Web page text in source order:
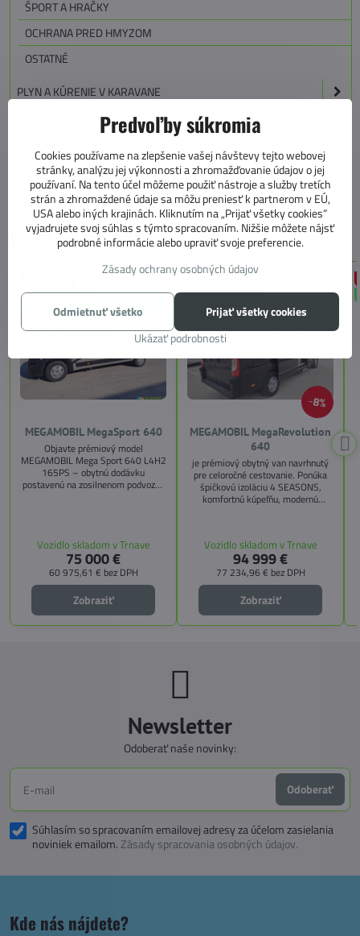
ŠPORT A HRAČKY
OCHRANA PRED HMYZOM
OSTATNÉ
PLYN A KÚRENIE V KARAVANE
CHLADENIE V KARAVANOCH
ELEKTRO V KARAVANE
KONŠTRUKCIA A TECHNIKA KARAVANU
Vyber si svoj nový karavan
NOVÉ VOZIDLO
MEGAMOBIL MegaSport 640
Objavte prémiový model
MEGAMOBIL Mega Sport 640 L4H2
165PS – obytnú dodávku
postavenú na zosilnenom podvozku
pozdĺžnemu lôžku a možnosti
doplniť predné prídavné lôžko.
Vozidlo skladom v Trnave
75 000 €
60 975,61 € bez DPH
Zobraziť
8%
SKLADOM
NOVÉ VOZIDLO
MEGAMOBIL MegaRevolution
640
je prémiový obytný van navrhnutý
pre celoročné cestovanie. Ponúka
špičkovú izoláciu 4 SEASONS,
komfortnú kúpeľňu, modernú
CITY, TECHNO, SICHERHEIT a
MEGA WINTER získate maximálnu
bezpečnosť, pohodlie a
technologické inovácie. Ideálna
voľba pre tých, ktorí hľadajú luxus,
funkčnosť a slobodu na cestách.
Vozidlo skladom v Trnave
94 999 €
77 234,96 € bez DPH
Zobraziť
Newsletter
Odoberať naše novinky:
Odoberať
Súhlasím so spracovaním emailovej adresy za účelom zasielania
noviniek emailom.Zásady spracovania osobných údajov.
Kde nás nájdete?
Predvoľby súkromia
Cookies používame na zlepšenie vašej návštevy tejto webovej
stránky, analýzu jej výkonnosti a zhromažďovanie údajov o jej
používaní. Na tento účel môžeme použiť nástroje a služby tretích
strán a zhromaždené údaje sa môžu preniesť k partnerom v EÚ,
USA alebo iných krajinách. Kliknutím na „Prijať všetky cookies“
vyjadrujete svoj súhlas s týmto spracovaním. Nižšie môžete nájsť
podrobné informácie alebo upraviť svoje preferencie.
Zásady ochrany osobných údajov
Ukázať podrobnosti
Prijať všetky cookies
Odmietnuť všetko